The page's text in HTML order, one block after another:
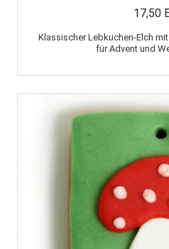
17,50
Klassischer Lebkuchen-Elch
für Advent und